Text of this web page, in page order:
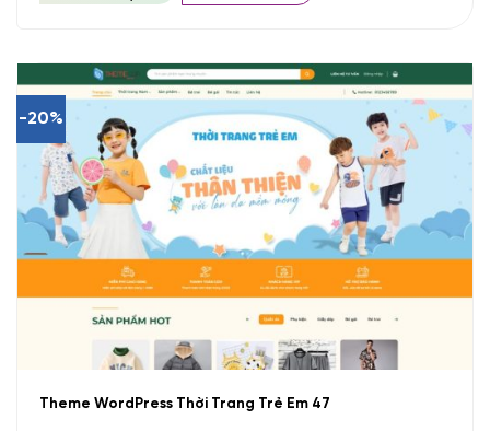
-20%
Theme WordPress Thời Trang Trẻ Em 47